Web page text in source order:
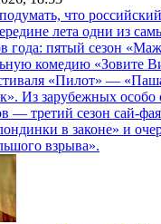
что
лета одни из
года: пятый сезон
комедию «Зовите
«Пилот» —
Из зарубежных
— третий сезон сай-
в законе» и
взрыва».